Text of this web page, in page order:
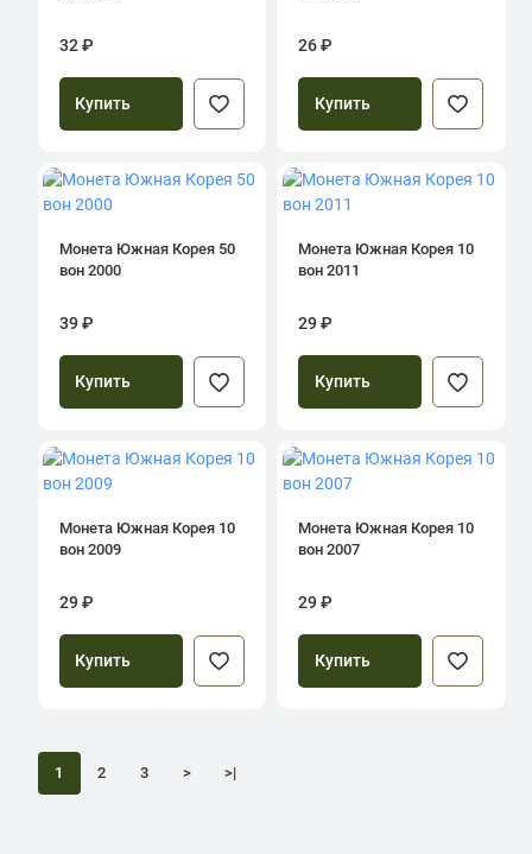
32 ₽
Купить
26 ₽
Купить
Монета Южная Корея 50
вон 2000
39 ₽
Купить
Монета Южная Корея 10
вон 2011
29 ₽
Купить
Монета Южная Корея 10
вон 2009
29 ₽
Купить
Монета Южная Корея 10
вон 2007
29 ₽
Купить
1 2 3 > >|